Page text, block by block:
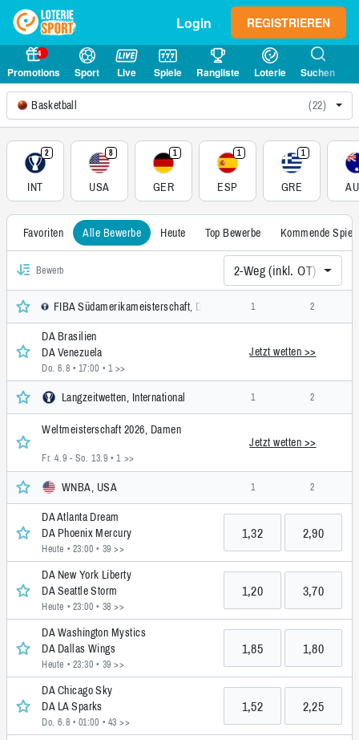
Login REGISTRIEREN
4
Promotions Sport Live Spiele Rangliste Loterie Suchen
Basketball (22)
2
INT
8
USA
1
GER
1
ESP
1
GRE
Favoriten Alle Bewerbe Heute Top Bewerbe Kommende
Bewerb 2-Weg (inkl. OT)
FIBA Südamerikameisterschaft, Damen, International
1 2
DA Brasilien
DA Venezuela
Do. 6.8 • 17:00 • 1 >>
Jetzt wetten >>
Langzeitwetten, International 1 2
Weltmeisterschaft 2026, Damen
Fr. 4.9 - So. 13.9 • 1 >>
Jetzt wetten >>
WNBA, USA 1 2
DA Atlanta Dream
DA Phoenix Mercury
Heute • 23:00 • 39 >>
1,32 2,90
DA New York Liberty
DA Seattle Storm
Heute • 23:00 • 38 >>
1,20 3,70
DA Washington Mystics
DA Dallas Wings
Heute • 23:30 • 39 >>
1,85 1,80
DA Chicago Sky
DA LA Sparks
Do. 6.8 • 01:00 • 43 >>
1,52 2,25